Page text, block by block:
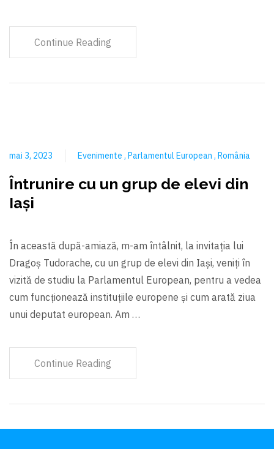
Continue Reading
mai 3, 2023 Evenimente Parlamentul European România
Întrunire cu un grup de elevi din
Iași
În această după-amiază, m-am întâlnit, la invitația lui
Dragoș Tudorache, cu un grup de elevi din Iași, veniți în
vizită de studiu la Parlamentul European, pentru a vedea
cum funcționează instituțiile europene și cum arată ziua
unui deputat european. Am …
Continue Reading